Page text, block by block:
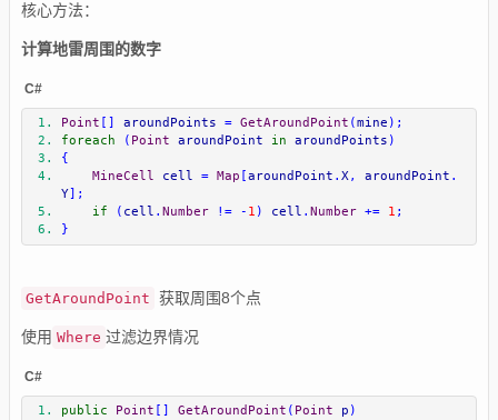
核心方法：
计算地雷周围的数字
C#
Point [] aroundPoints = GetAroundPoint (mine );
foreach
( Point aroundPoint in aroundPoints )
{
MineCell cell = Map [aroundPoint . X, aroundPoint .
Y];
if
( cell . Number != - 1 ) cell . Number += 1 ;
}
GetAroundPoint 获取周围8个点
使用 Where 过滤边界情况
C#
public Point [] GetAroundPoint ( Point p )